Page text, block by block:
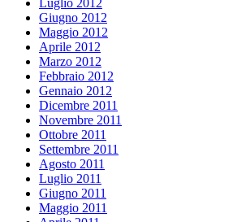
Luglio 2012
Giugno 2012
Maggio 2012
Aprile 2012
Marzo 2012
Febbraio 2012
Gennaio 2012
Dicembre 2011
Novembre 2011
Ottobre 2011
Settembre 2011
Agosto 2011
Luglio 2011
Giugno 2011
Maggio 2011